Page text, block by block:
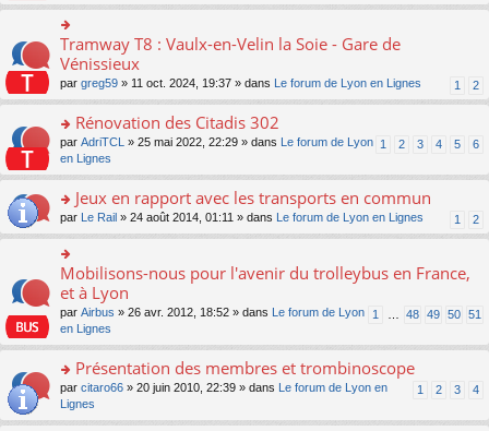
s
ult
er
le
m
e
s
s
g
o
n
lu
le
pl
u
s
ré
c
e
nt
o
n
ult
er
le
m
e
s
a
g
e
n
o
n
le
u
s
ré
c
e
Tramway T8 : Vaulx-en-Velin la Soie - Gare de
Vénissieux
1 2
par greg59 » 11 oct. 2024, 19:37 » dans Le forum de Lyon en Lignes
o
n
s
er
le
m
e
s
s
g
o
n
lu
le
Rénovation des Citadis 302
1 2 3 4 5 6
par AdriTCL » 25 mai 2022, 22:29 » dans
Le forum de Lyon
en Lignes
o
n
s
ult
er
le
m
e
s
s
g
Jeux en rapport avec les transports en commun
1 2
par Le Rail » 24 août 2014, 01:11 » dans Le forum de Lyon en Lignes
o
n
ult
le
m
e
s
s
Mobilisons-nous pour l'avenir du trolleybus en France,
et à Lyon
1 48 49 50 51
par Airbus » 26 avr. 2012, 18:52 » dans
Le forum de Lyon
en Lignes
o
s
Présentation des membres et trombinoscope
1 2 3 4
par citaro66 » 20 juin 2010, 22:39 » dans
Le forum de Lyon en
Lignes